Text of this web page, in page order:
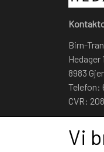
Birn-
Hedager
8983
Telefon:
CVR:
Vi